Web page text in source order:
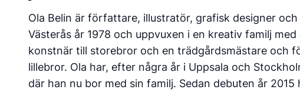
Ola Belin är författare, illustratör, grafisk designer
Västerås år 1978 och uppvuxen i en kreativ familj
konstnär till storebror och en trädgårdsmästare och
lillebror. Ola har, efter några år i Uppsala och
där han nu bor med sin familj. Sedan debuten år 2015